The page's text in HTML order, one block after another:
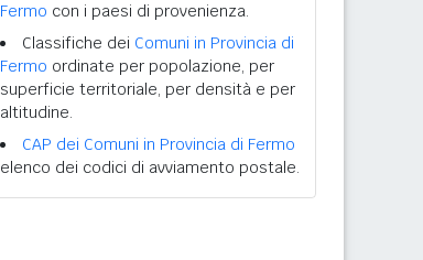
Fermo con i paesi di provenienza.
Classifiche dei Comuni in Provincia di
Fermo ordinate per popolazione, per
superficie territoriale, per densità e per
altitudine.
CAP dei Comuni in Provincia di Fermo
elenco dei codici di avviamento postale.